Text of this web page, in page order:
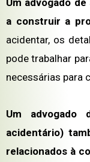
a construir a
acidentar, os
pode trabalhar
necessárias para
Um advogado
acidentário)
relacionados à